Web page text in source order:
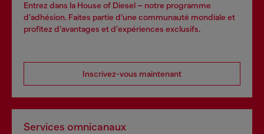
Entrez dans la House of Diesel – notre programme
d’adhésion. Faites partie d’une communauté mondiale et
profitez d’avantages et d’expériences exclusifs.
Inscrivez-vous maintenant
Services omnicanaux